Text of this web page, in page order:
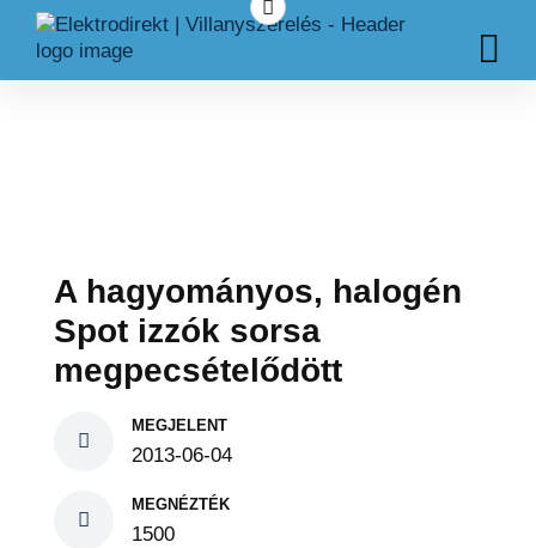
A hagyományos, halogén
Spot izzók sorsa
megpecsételődött
MEGJELENT
2013-06-04
MEGNÉZTÉK
1500